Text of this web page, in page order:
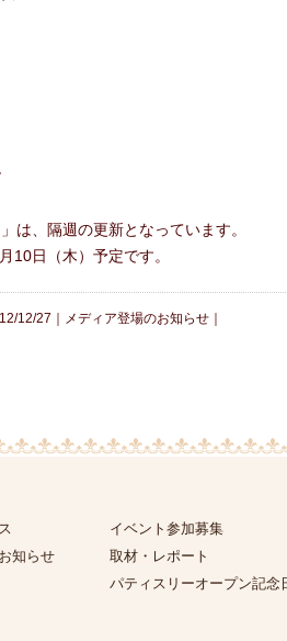
は、隔週の更新となっています。
10日（木）予定です。
12/27｜ メディア登場のお知らせ
知らせ
イベント参加募集
取材・レポート
パティスリーオープン記念